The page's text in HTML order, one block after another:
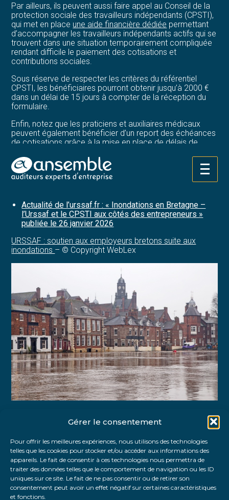
Gérer le consentement
Pour offrir les meilleures expériences, nous utilisons des technologies
telles que les cookies pour stocker et/ou accéder aux informations des
appareils. Le fait de consentir à ces technologies nous permettra de
traiter des données telles que le comportement de navigation ou les ID
uniques sur ce site. Le fait de ne pas consentir ou de retirer son
consentement peut avoir un effet négatif sur certaines caractéristiques
et fonctions.
Aller
au
Par ailleurs, ils peuvent aussi faire appel au Conseil de la
protection sociale des travailleurs indépendants (CPSTI),
qui met en place une aide financière dédiée permettant
d’accompagner les travailleurs indépendants actifs qui se
trouvent dans une situation temporairement compliquée
rendant difficile le paiement des cotisations et
contributions sociales.
Sous réserve de respecter les critères du référentiel
CPSTI, les bénéficiaires pourront obtenir jusqu’à 2000 €
dans un délai de 15 jours à compter de la réception du
formulaire.
Enfin, notez que les praticiens et auxiliaires médicaux
peuvent également bénéficier d’un report des échéances
de cotisations grâce à la mise en place de délais de
sociale auprès de la caisse de retraite est également
mise en place à ce titre.
Actualité de l’urssaf.fr : « Inondations en Bretagne –
l’Urssaf et le CPSTI aux côtés des entrepreneurs »
publiée le 26 janvier 2026
URSSAF : soutien aux employeurs bretons suite aux
inondations – © Copyright WebLex
FaceBook
TwitterLinkedIn